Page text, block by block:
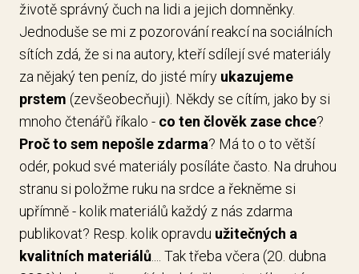
životě správný čuch na lidi a jejich domněnky.
Jednoduše se mi z pozorování reakcí na sociálních
sítích zdá, že si na autory, kteří sdílejí své materiály
za nějaký ten peníz, do jisté míry ukazujeme
prstem (zevšeobecňuji). Někdy se cítím, jako by si
mnoho čtenářů říkalo - co ten člověk zase chce?
Proč to sem nepošle zdarma? Má to o to větší
odér, pokud své materiály posíláte často. Na druhou
stranu si položme ruku na srdce a řekněme si
upřímně - kolik materiálů každý z nás zdarma
publikovat? Resp. kolik opravdu užitečných a
kvalitních materiálů.... Tak třeba včera (20. dubna